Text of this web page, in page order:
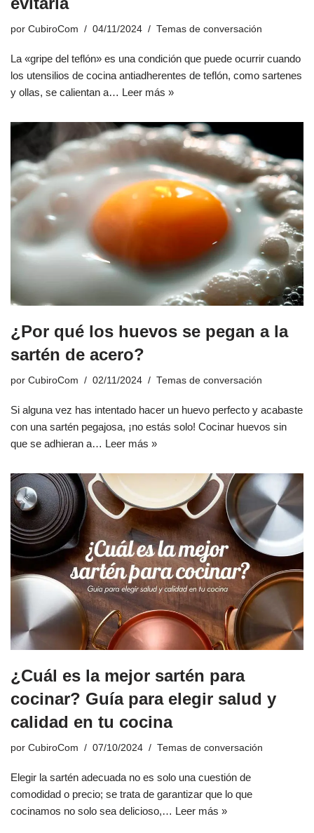
por CubiroCom 04/11/2024 Temas de conversación
La «gripe del teflón» es una condición que puede ocurrir cuando
los utensilios de cocina antiadherentes de teflón, como sartenes
y ollas, se calientan a… Leer más »
¿Por qué los huevos se pegan a la
sartén de acero?
por CubiroCom 02/11/2024 Temas de conversación
Si alguna vez has intentado hacer un huevo perfecto y acabaste
con una sartén pegajosa, ¡no estás solo! Cocinar huevos sin
que se adhieran a… Leer más »
¿Cuál es la mejor sartén para
cocinar? Guía para elegir salud y
calidad en tu cocina
por CubiroCom 07/10/2024 Temas de conversación
Elegir la sartén adecuada no es solo una cuestión de
comodidad o precio; se trata de garantizar que lo que
cocinamos no solo sea delicioso,… Leer más »